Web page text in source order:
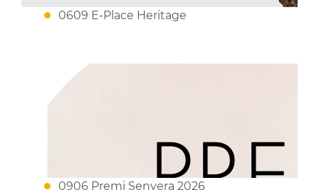
0609 E-Place Heritage
0906 Premi Senyera 2026